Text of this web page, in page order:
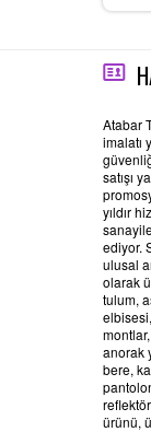
Atabar
imalatı
satışı
yıldır
ediyor.
ulusal
olarak
tulum,
anorak
bere,
ürünü,